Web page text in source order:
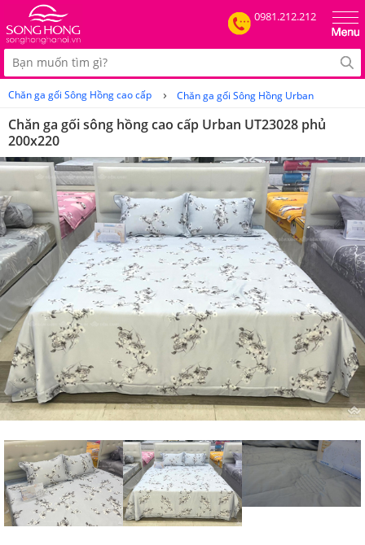
0981.212.212
Chăn ga gối Sông Hồng cao cấp › Chăn ga gối Sông Hồng Urban
Chăn ga gối sông hồng cao cấp Urban UT23028 phủ
200x220